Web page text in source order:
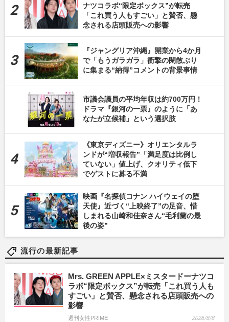
ナツコラボ“限定ボックス”が転売
「これ買う人もすごい」と賛否、懸
念される店頭販売への影響
『ジャングリア沖縄』開業から4か月
で「もうガラガラ」衝撃の閑散ぶり
に集まる“納得”コメントの背景事情
市議会議員の平均年収は約700万円！
ドラマ『銀河の一票』のように「あ
なたが立候補」という選択肢
《東京ディズニー》オリエンタルラ
ンドが“増収報告”「満足度は比例し
ていない」値上げ、クオリティ低下
でゲストに募る不満
映画『名探偵コナン ハイウェイの堕
天使』近づく“上映終了”の足音、惜
しまれる山崎和佳奈さん“毛利蘭の最
後の姿”
流行の最新記事
Mrs. GREEN APPLE×ミスタードーナツコ
ラボ“限定ボックス”が転売「これ買う人も
すごい」と賛否、懸念される店頭販売への
影響
週刊女性PRIME 2026/8/8